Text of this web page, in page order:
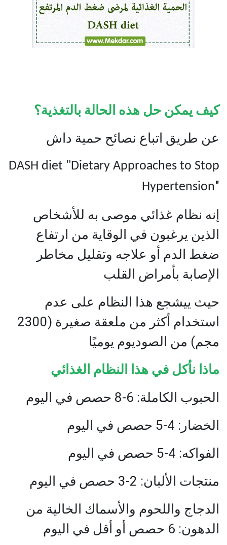
كيف يمكن حل هذه الحالة بالتغذية؟
عن طريق اتباع نصائح حمية داش
DASH diet "Dietary Approaches to Stop
Hypertension"
إنه نظام غذائي موصى به للأشخاص
الذين يرغبون في الوقاية من ارتفاع
ضغط الدم أو علاجه وتقليل مخاطر
الإصابة بأمراض القلب
حيث ييشجع هذا النظام على عدم
استخدام أكثر من ملعقة صغيرة (2300
مجم) من الصوديوم يوميًا
ماذا نأكل في هذا النظام الغذائي
الحبوب الكاملة: 6-8 حصص في اليوم
الخضار: 4-5 حصص في اليوم
الفواكه: 4-5 حصص في اليوم
منتجات الألبان: 2-3 حصص في اليوم
الدجاج واللحوم والأسماك الخالية من
الدهون: 6 حصص أو أقل في اليوم